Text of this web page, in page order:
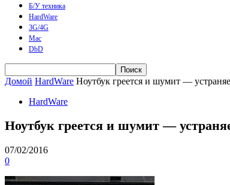
Б/У техника
HardWare
3G/4G
Mac
DbD
Домой HardWare Ноутбук греется и шумит —
HardWare
Ноутбук греется и шумит —
07/02/2016
0